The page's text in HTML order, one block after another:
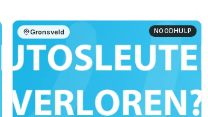
Gronsveld NOODHULP